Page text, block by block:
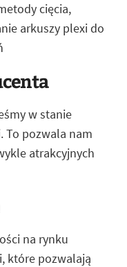
cięcia,
arkuszy plexi do
w stanie
To pozwala nam
atrakcyjnych
na rynku
które pozwalają